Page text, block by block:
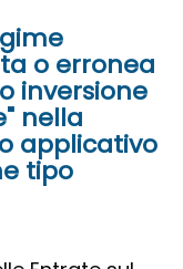
o erronea
inversione
nella
applicativo
tipo